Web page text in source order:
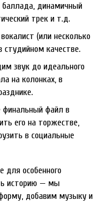
динамичный
трек и т.д.
(или несколько
студийном качестве.
звук до идеального
на колонках, в
финальный файл в
его на торжестве,
в социальные
для особенного
историю — мы
добавим музыку и